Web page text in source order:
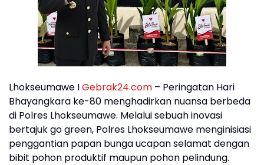
Lhokseumawe IGebrak24.com – Peringatan Hari
Bhayangkara ke-80 menghadirkan nuansa berbeda
di Polres Lhokseumawe. Melalui sebuah inovasi
bertajuk go green, Polres Lhokseumawe menginisiasi
penggantian papan bunga ucapan selamat dengan
bibit pohon produktif maupun pohon pelindung.